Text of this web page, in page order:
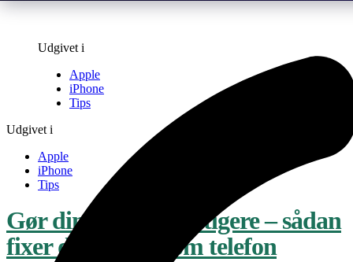
Udgivet i
Apple
iPhone
Tips
Udgivet i
Apple
iPhone
Tips
Gør din iPhone hurtigere – sådan
fixer du en langsom telefon